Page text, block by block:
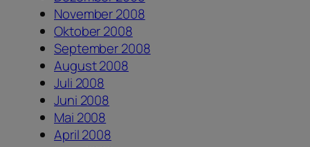
November 2008
Oktober 2008
September 2008
August 2008
Juli 2008
Juni 2008
Mai 2008
April 2008